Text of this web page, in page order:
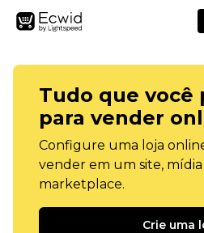
Tudo que você
para vender
Configure uma loja
vender em um site, mídia
marketplace.
Crie uma